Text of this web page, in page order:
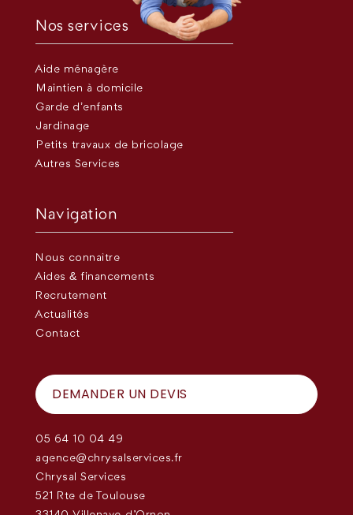
Nos services
Aide ménagère
Maintien à domicile
Garde d’enfants
Jardinage
Petits travaux de bricolage
Autres Services
Navigation
Nous connaître
Aides & financements
Recrutement
Actualités
Contact
DEMANDER UN DEVIS
05 64 10 04 49
agence@chrysalservices.fr
Chrysal Services
521 Rte de Toulouse